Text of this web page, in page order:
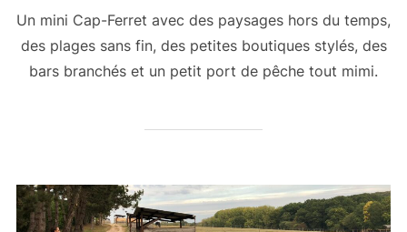
Un mini Cap-Ferret avec des paysages hors du temps,
des plages sans fin, des petites boutiques stylés, des
bars branchés et un petit port de pêche tout mimi.